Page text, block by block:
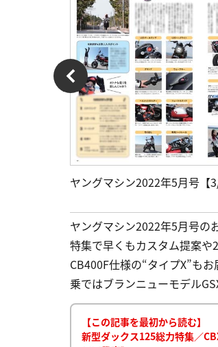
ヤングマシン2022年5月号【
ヤングマシン2022年5月号の
特集で早くもカスタム提案
CB400F仕様の“タイプX”も
乗ではブランニューモデル
【この記事を最初から読む】
新型ダックス125総力特集／